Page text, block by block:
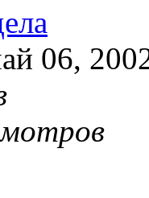
06,